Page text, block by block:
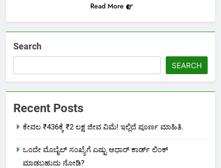
Read More
Search
SEARCH
Recent Posts
ಕೇವಲ ₹436ಕ್ಕೆ ₹2 ಲಕ್ಷ ಜೀವ ವಿಮೆ! ಇಲ್ಲಿದೆ ಪೂರ್ಣ ಮಾಹಿತಿ.
ಒಂದೇ ಮೊಬೈಲ್ ಸಂಖ್ಯೆಗೆ ಎಷ್ಟು ಆಧಾರ್ ಕಾರ್ಡ್ ಲಿಂಕ್
ಮಾಡಬಹುದು ನೋಡಿ?